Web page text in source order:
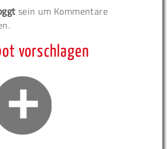
sein um Kommentare
vorschlagen